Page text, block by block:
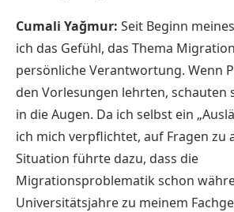
Cumali Yağmur: Seit Beginn
ich das Gefühl, das Thema
persönliche Verantwortung. Wenn
den Vorlesungen lehrten,
in die Augen. Da ich selbst ein
ich mich verpflichtet, auf Fragen zu
Situation führte dazu, dass die
Migrationsproblematik schon
Universitätsjahre zu meinem